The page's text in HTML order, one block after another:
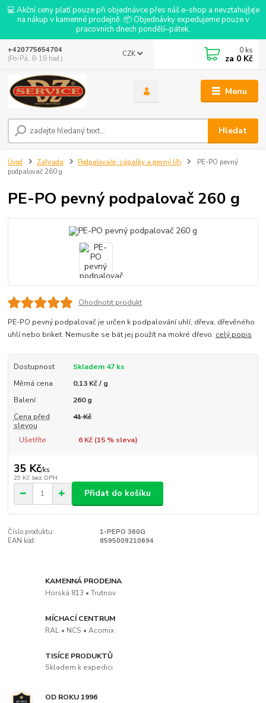
💻 Akční ceny platí pouze při objednávce přes náš e-shop a nevztahují se
na nákup v kamenné prodejně. 📦 Objednávky expedujeme pouze v
pracovních dnech pondělí–pátek.
Menu
CZK
Hledat
+420775654704
(Po-Pá, 8-16 hod.)
0 ks
za 0 Kč
Úvod Zahrada Podpalovače, zápalky a pevný líh
PE-PO pevný
podpalovač 260 g
PE-PO pevný podpalovač 260 g
Ohodnotit produkt
PE-PO pevný podpalovač je určen k podpalování uhlí, dřeva, dřevěného
uhlí nebo briket. Nemusíte se bát jej použít na mokré dřevo. celý popis
Dostupnost
Skladem 47 ks
Měrná cena
0,13 Kč / g
Balení
260 g
Cena před
slevou
41 Kč
Ušetříte 6 Kč (15% sleva)
35 Kč/ks
29 Kč bez DPH
Přidat do košíku
Číslo produktu:
1-PEPO 360G
EAN kód:
8595009210694
KAMENNÁ PRODEJNA
Horská 813 • Trutnov
MÍCHACÍ CENTRUM
RAL • NCS • Acomix
TISÍCE PRODUKTŮ
Skladem k expedici
OD ROKU 1996